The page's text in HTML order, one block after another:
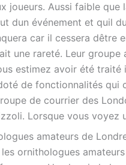
joueurs. Aussi faible
dun événement et quil
car il cessera dêtre
une rareté. Leur
estimez avoir été
de fonctionnalités qui
de courrier des
Lorsque vous voyez
amateurs de
ornithologues